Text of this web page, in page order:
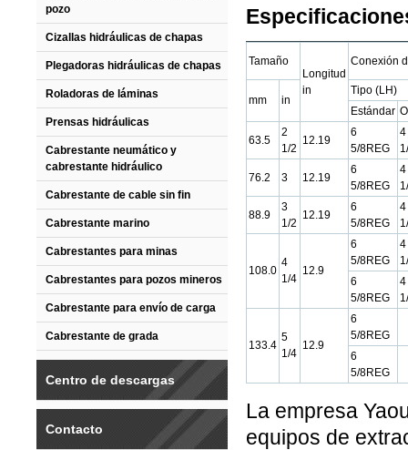
pozo
Cizallas hidráulicas de chapas
Plegadoras hidráulicas de chapas
Roladoras de láminas
Prensas hidráulicas
Cabrestante neumático y
cabrestante hidráulico
Cabrestante de cable sin fin
Cabrestante marino
Cabrestantes para minas
Cabrestantes para pozos mineros
Cabrestante para envío de carga
Cabrestante de grada
Centro de descargas
Contacto
Tamaño
Longitud
in
Conexión
mm in
Tipo (LH)
Estándar
63.5
2
1/2
12.19
6
5/8REG
4
76.2 3 12.19
6
5/8REG
4
88.9
3
1/2
12.19
6
5/8REG
4
108.0
4
1/4
12.9
6
5/8REG
4
6
5/8REG
4
133.4
5
1/4
12.9
6
5/8REG
6
5/8REG
La empresa
equipos de